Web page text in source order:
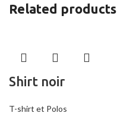
Related products
Shirt noir
T-shirt et Polos